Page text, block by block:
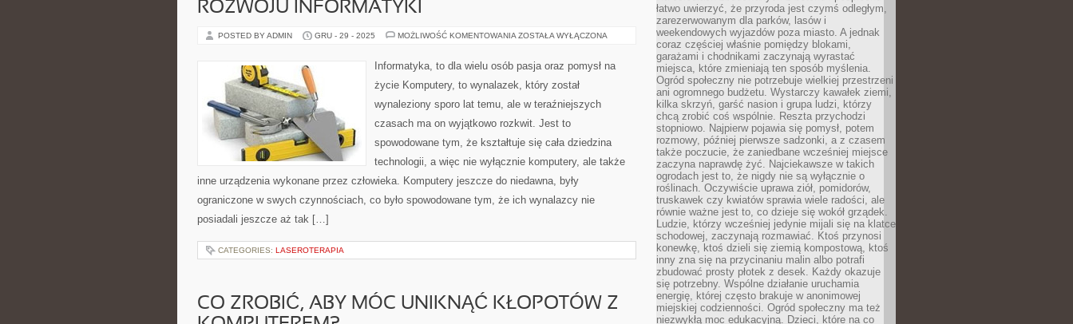
ROZWOJU INFORMATYKI
POSTED BY ADMIN GRU - 29 - 2025 MOŻLIWOŚĆ KOMENTOWANIA ROZWÓJ
JEST
OD
INFORMATYKI
ZOSTAŁA WYŁĄCZONA
Informatyka, to dla wielu osób pasja oraz pomysł na
życie Komputery, to wynalazek, który został
wynaleziony sporo lat temu, ale w teraźniejszych
czasach ma on wyjątkowo rozkwit. Jest to
spowodowane tym, że kształtuje się cała dziedzina
technologii, a więc nie wyłącznie komputery, ale także
inne urządzenia wykonane przez człowieka. Komputery jeszcze do niedawna, były
ograniczone w swych czynnościach, co było spowodowane tym, że ich wynalazcy nie
posiadali jeszcze aż tak […]
CATEGORIES: LASEROTERAPIA
CO ZROBIĆ, ABY MÓC UNIKNĄĆ KŁOPOTÓW Z
łatwo uwierzyć, że przyroda jest czymś odległym,
zarezerwowanym dla parków, lasów i
weekendowych wyjazdów poza miasto. A jednak
coraz częściej właśnie pomiędzy blokami,
garażami i chodnikami zaczynają wyrastać
miejsca, które zmieniają ten sposób myślenia.
Ogród społeczny nie potrzebuje wielkiej przestrzeni
ani ogromnego budżetu. Wystarczy kawałek ziemi,
kilka skrzyń, garść nasion i grupa ludzi, którzy
chcą zrobić coś wspólnie. Reszta przychodzi
stopniowo. Najpierw pojawia się pomysł, potem
rozmowy, później pierwsze sadzonki, a z czasem
także poczucie, że zaniedbane wcześniej miejsce
zaczyna naprawdę żyć. Najciekawsze w takich
ogrodach jest to, że nigdy nie są wyłącznie o
roślinach. Oczywiście uprawa ziół, pomidorów,
truskawek czy kwiatów sprawia wiele radości, ale
równie ważne jest to, co dzieje się wokół grządek.
Ludzie, którzy wcześniej jedynie mijali się na klatce
schodowej, zaczynają rozmawiać. Ktoś przynosi
konewkę, ktoś dzieli się ziemią kompostową, ktoś
inny zna się na przycinaniu malin albo potrafi
zbudować prosty płotek z desek. Każdy okazuje
się potrzebny. Wspólne działanie uruchamia
energię, której często brakuje w anonimowej
miejskiej codzienności. Ogród społeczny ma też
niezwykłą moc edukacyjną. Dzieci, które na co